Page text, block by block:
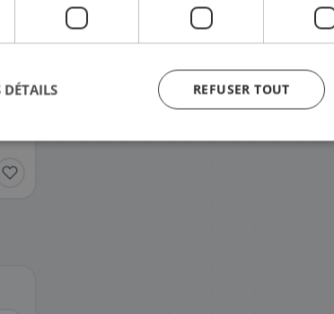
4544C001/GI-41M 4545C001/GI-41Y
REFUSER TOUT
DÉTAILS